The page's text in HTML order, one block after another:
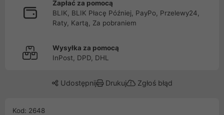
Zapłać za pomocą
BLIK, BLIK Płacę Później, PayPo, Przelewy24,
Raty, Kartą, Za pobraniem
Wysyłka za pomocą
InPost, DPD, DHL
Udostępnij Drukuj Zgłoś błąd
Kod: 2648